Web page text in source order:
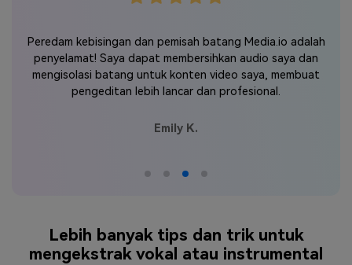
Peredam kebisingan dan pemisah batang Media.io adalah
penyelamat! Saya dapat membersihkan audio saya dan
mengisolasi batang untuk konten video saya, membuat
pengeditan lebih lancar dan profesional.
Emily K.
Lebih banyak tips dan trik untuk
mengekstrak vokal atau instrumental